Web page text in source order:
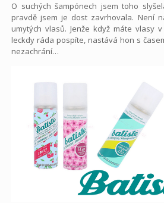
O suchých šampónech jsem toho
pravdě jsem je dost zavrhovala. Není
umytých vlasů. Jenže když máte vlasy
leckdy ráda pospíte, nastává hon s
nezachrání…